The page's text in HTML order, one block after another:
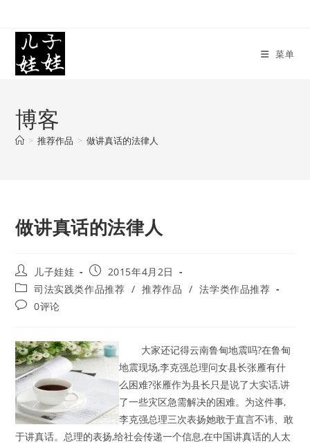
content
菜单
博客
> 推荐作品 > 做讲真话的法律人
做讲真话的法律人
Post
author:
儿子娃娃
Post
published:
2015年4月2日
Post
category:
司法实践类作品推荐 / 推荐作品 / 法学类作品推荐
Post0评论
大家还记得云南鲁甸地震吗?在鲁甸
地震现场,李克强总理问女县长张雁有什
么困难?张雁作为县长只是说了大实话,讲
了一些灾区急需解决的困难。为这件事,
李克强总理三次表扬她敢于直言不讳、敢
于讲真话。总理的表扬,给社会传递一个信息,在中国讲真话的人太